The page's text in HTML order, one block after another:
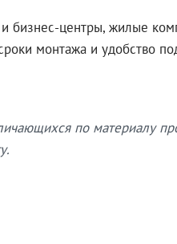
центры, жилые
монтажа и удобство
по материалу